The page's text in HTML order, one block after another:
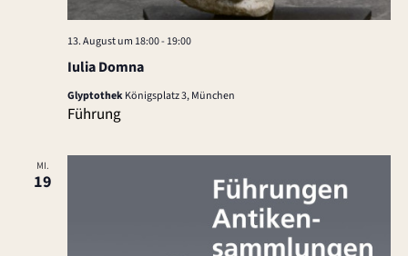
Iulia Domna
13. August um 18:00- 19:00
GlyptothekKönigsplatz 3, München
Führung
MI.
19